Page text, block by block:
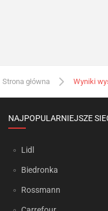
Strona główna Wyniki
NAJPOPULARNIEJSZE
Lidl
Biedronka
Rossmann